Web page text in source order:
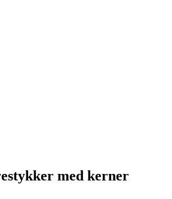
med kerner